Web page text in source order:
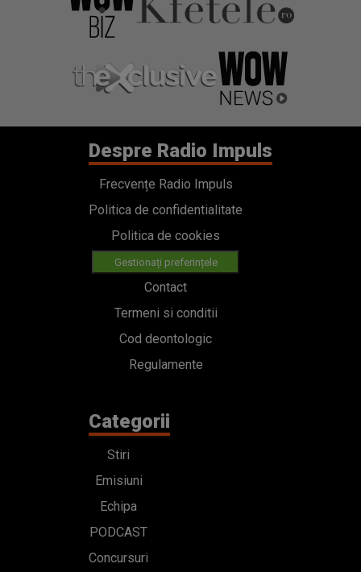
Despre Radio Impuls
Frecvențe Radio Impuls
Politica de confidentialitate
Politica de cookies
Gestionați preferințele
Contact
Termeni si conditii
Cod deontologic
Regulamente
Categorii
Stiri
Emisiuni
Echipa
PODCAST
Concursuri